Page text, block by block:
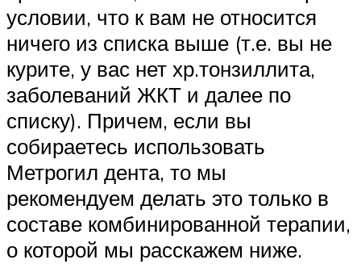
условии, что к вам не относится
ничего из списка выше (т.е. вы не
курите, у вас нет хр.тонзиллита,
заболеваний ЖКТ и далее по
списку). Причем, если вы
собираетесь использовать
Метрогил дента, то мы
рекомендуем делать это только в
составе комбинированной терапии,
о которой мы расскажем ниже.